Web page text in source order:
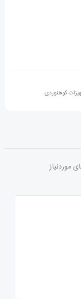
کوهنوردی
موردنیاز